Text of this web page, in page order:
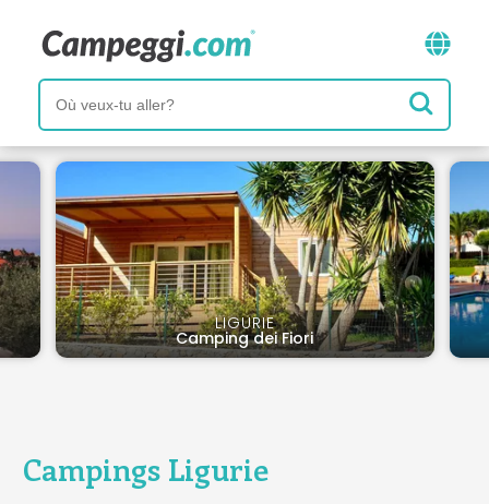
LIGURIE
Camping dei Fiori
Campings Ligurie